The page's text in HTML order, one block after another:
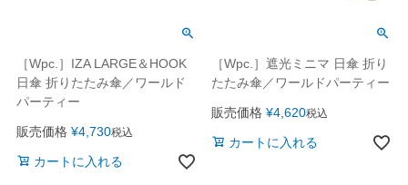
［Wpc.］IZA LARGE＆HOOK
日傘 折りたたみ傘／ワールド
パーティー
販売価格 ¥4,730税込
カートに入れる
［Wpc.］遮光ミニマ 日傘 折り
たたみ傘／ワールドパーティー
販売価格 ¥4,620税込
カートに入れる